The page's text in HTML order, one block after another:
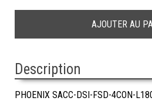
Description
PHOENIX SACC-DSI-FSD-4CON-